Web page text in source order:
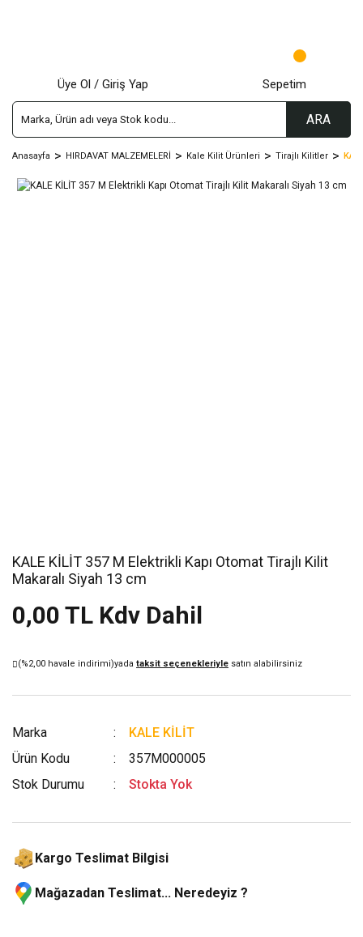
ARA
Üye Ol / Giriş Yap Sepetim
Anasayfa HIRDAVAT MALZEMELERİ Kale Kilit Ürünleri Tirajlı Kilitler
KALE KİLİT 357 M Elektrikli Kapı Otomat Tirajlı Kilit
Makaralı Siyah 13 cm
0,00 TL Kdv Dahil
(%2,00 havale indirimi)yada taksit seçenekleriyle satın alabilirsiniz
Marka
KALE KİLİT
Ürün Kodu
357M000005
Stok Durumu
Stokta Yok
Kargo Teslimat Bilgisi
Mağazadan Teslimat... Neredeyiz ?